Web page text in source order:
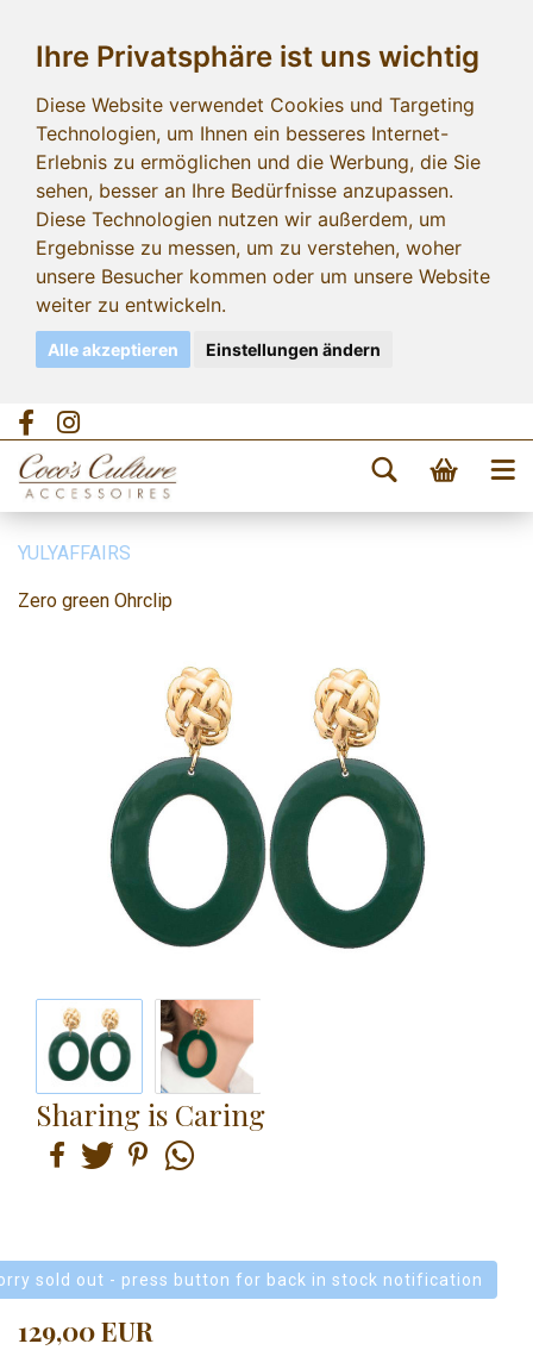
Ihre Privatsphäre ist uns wichtig
Diese Website verwendet Cookies und Targeting
Technologien, um Ihnen ein besseres Internet-
Erlebnis zu ermöglichen und die Werbung, die Sie
sehen, besser an Ihre Bedürfnisse anzupassen.
Diese Technologien nutzen wir außerdem, um
Ergebnisse zu messen, um zu verstehen, woher
unsere Besucher kommen oder um unsere Website
weiter zu entwickeln.
Alle akzeptieren Einstellungen ändern
YULYAFFAIRS
Zero green Ohrclip
Sharing is Caring
sold out - press button for back in stock notification
129,00 EUR